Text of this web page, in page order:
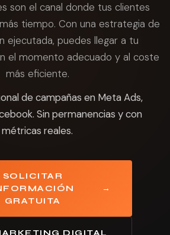
son el canal donde tus clientes
tiempo. Con una estrategia de
ejecutada, puedes llegar a tu
el momento adecuado y al coste
más eficiente.
de campañas en Meta Ads,
Sin permanencias y con
métricas reales.
SOLICITAR
GRATUITA
→
DIGITAL